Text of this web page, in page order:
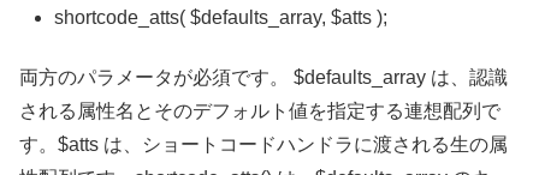
shortcode_atts( $defaults_array, $atts );
両方のパラメータが必須です。 $defaults_array は、認識
される属性名とそのデフォルト値を指定する連想配列で
す。$atts は、ショートコードハンドラに渡される生の属